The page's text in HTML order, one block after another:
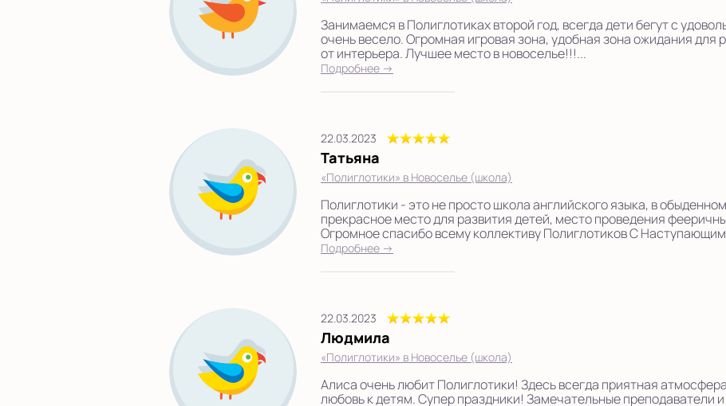
Занимаемся в Полиглотиках второй год, всегда дети бегут с
очень весело. Огромная игровая зона, удобная зона ожидания для
от интерьера. Лучшее место в новоселье!!!...
Подробнее →
22.03.2023
Татьяна
«Полиглотики» в Новоселье (школа)
Полиглотики - это не просто школа английского языка, в
прекрасное место для развития детей, место проведения
Огромное спасибо всему коллективу Полиглотиков С
Подробнее →
22.03.2023
Людмила
«Полиглотики» в Новоселье (школа)
Алиса очень любит Полиглотики! Здесь всегда приятная
любовь к детям. Супер праздники! Замечательные преподаватели